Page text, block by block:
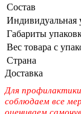
Состав
Индивидуальная
Габариты
Вес товара с
Страна
Доставка
Для
соблюдаем все